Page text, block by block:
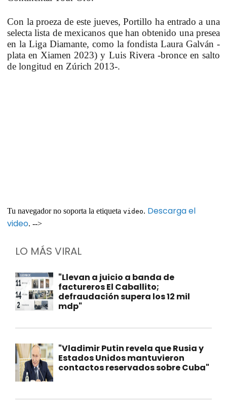
Con la proeza de este jueves, Portillo ha entrado a una
selecta lista de mexicanos que han obtenido una presea
en la Liga Diamante, como la fondista Laura Galván -
plata en Xiamen 2023) y Luis Rivera -bronce en salto
de longitud en Zúrich 2013-.
Tu navegador no soporta la etiqueta video. Descarga el
video. -->
LO MÁS VIRAL
"Llevan a juicio a banda de
factureros El Caballito;
defraudación supera los 12 mil
mdp"
"Vladimir Putin revela que Rusia y
Estados Unidos mantuvieron
contactos reservados sobre Cuba"